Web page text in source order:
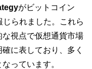
がビットコイン
じられました。これら
視点で仮想通貨市場
に表しており、多く
っています。